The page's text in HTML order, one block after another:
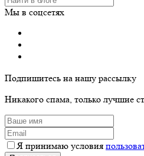
Мы в соцсетях
Подпишитесь на нашу рассылку
Никакого спама, только лучшие
Я принимаю условия